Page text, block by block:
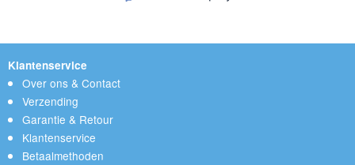
Klantenservice
Over ons & Contact
Verzending
Garantie & Retour
Klantenservice
Betaalmethoden